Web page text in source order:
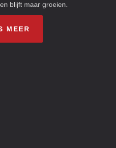
blijft maar groeien.
MEER